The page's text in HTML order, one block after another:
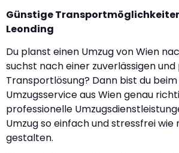
Günstige
Leonding
Du planst einen Umzug von Wien
suchst nach einer zuverlässigen
Transportlösung? Dann bist du beim
Umzugsservice aus Wien genau
professionelle
Umzug so einfach und stressfrei wie
gestalten.